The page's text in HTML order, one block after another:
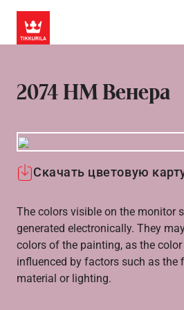
2074 HM Венера
Скачать цветовую
The colors visible on the monitor
generated electronically. They
colors of the painting, as the
influenced by factors such as the
material or lighting.